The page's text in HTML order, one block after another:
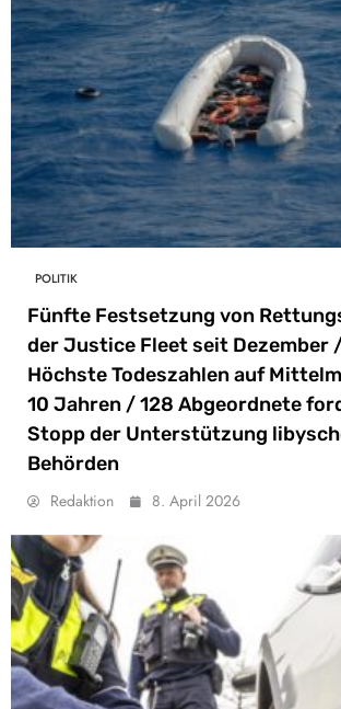
POLITIK
Fünfte Festsetzung von
der Justice Fleet seit Dezember
Höchste Todeszahlen auf
10 Jahren / 128 Abgeordnete
Stopp der Unterstützung
Behörden
Redaktion 8. April 2026